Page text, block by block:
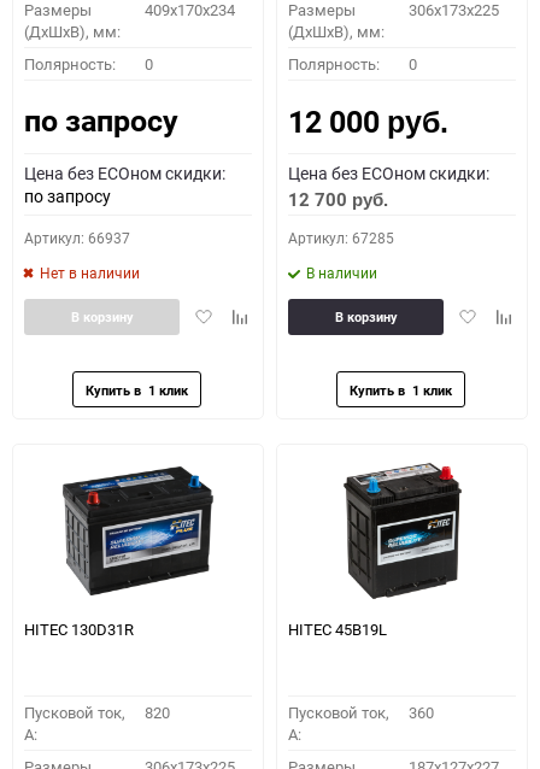
Размеры
(ДхШхВ), мм:
409x170x234
Полярность: 0
по запросу
Цена без ECOном скидки:
по запросу
Артикул: 66937
Нет в наличии
ДобавитьДобавить
В корзину
Размеры
(ДхШхВ), мм:
306x173x225
Полярность: 0
12 000 руб.
Цена без ECOном скидки:
12 700 руб.
Артикул: 67285
В наличии
Добавить
В корзину
HITEC 130D31R
Пусковой ток,
A:
820
HITEC 45B19L
Пусковой ток,
A:
360